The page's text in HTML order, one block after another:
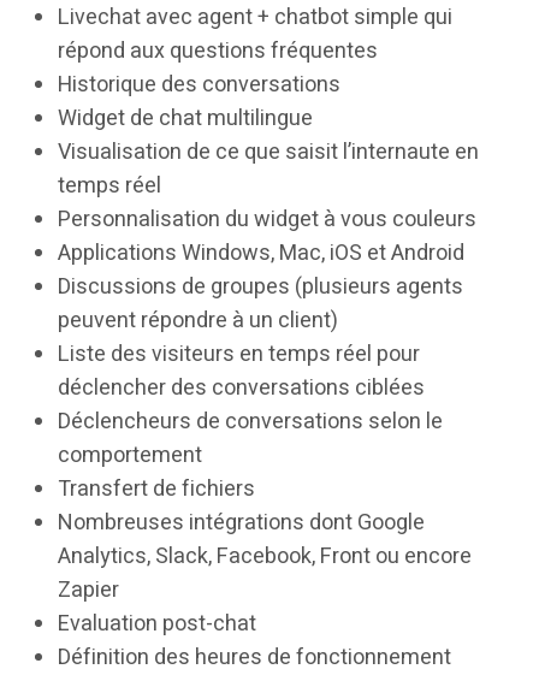
Livechat avec agent + chatbot simple qui
répond aux questions fréquentes
Historique des conversations
Widget de chat multilingue
Visualisation de ce que saisit l’internaute en
temps réel
Personnalisation du widget à vous couleurs
Applications Windows, Mac, iOS et Android
Discussions de groupes (plusieurs agents
peuvent répondre à un client)
Liste des visiteurs en temps réel pour
déclencher des conversations ciblées
Déclencheurs de conversations selon le
comportement
Transfert de fichiers
Nombreuses intégrations dont Google
Analytics, Slack, Facebook, Front ou encore
Zapier
Evaluation post-chat
Définition des heures de fonctionnement